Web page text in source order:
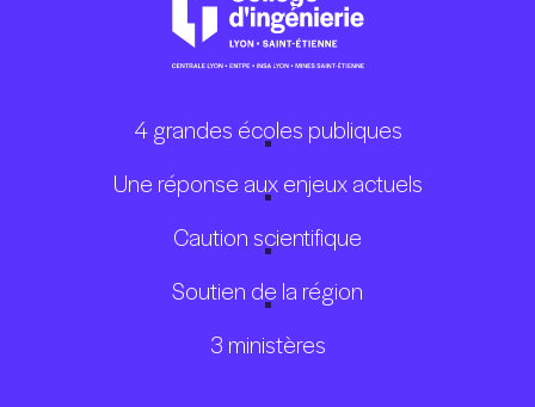
4 grandes écoles publiques
Une réponse aux enjeux actuels
Caution scientifique
Soutien de la région
3 ministères